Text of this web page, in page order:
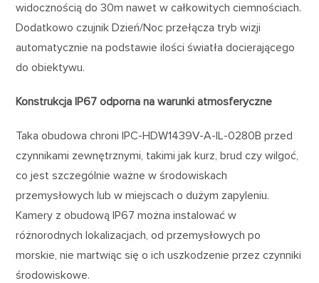
widocznością do 30m nawet w całkowitych ciemnościach.
Dodatkowo czujnik Dzień/Noc przełącza tryb wizji
automatycznie na podstawie ilości światła docierającego
do obiektywu.
Konstrukcja IP67 odporna na warunki atmosferyczne
Taka obudowa chroni IPC-HDW1439V-A-IL-0280B przed
czynnikami zewnętrznymi, takimi jak kurz, brud czy wilgoć,
co jest szczególnie ważne w środowiskach
przemysłowych lub w miejscach o dużym zapyleniu.
Kamery z obudową IP67 można instalować w
różnorodnych lokalizacjach, od przemysłowych po
morskie, nie martwiąc się o ich uszkodzenie przez czynniki
środowiskowe.